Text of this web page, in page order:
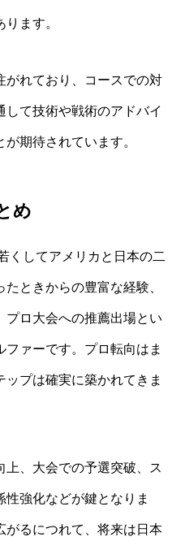
ます。
がれており、コースでの対
て技術や戦術のアドバイ
期待されています。
め
くしてアメリカと日本の二
ときからの豊富な経験、
プロ大会への推薦出場とい
ァーです。プロ転向はま
プは確実に築かれてきま
、大会での予選突破、ス
強化などが鍵となりま
がるにつれて、将来は日本